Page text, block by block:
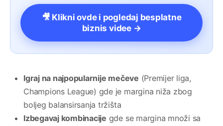
🎥 Klikni ovde i pogledaj besplatne
biznis videe →
Igraj na najpopularnije mečeve (Premijer liga,
Champions League) gde je margina niža zbog
boljeg balansirsanja tržišta
Izbegavaj kombinacije gde se margina množi sa